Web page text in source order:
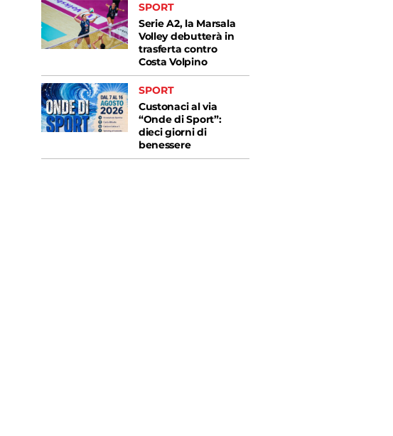
SPORT
Serie A2, la Marsala
Volley debutterà in
trasferta contro
Costa Volpino
SPORT
Custonaci al via
“Onde di Sport”:
dieci giorni di
benessere